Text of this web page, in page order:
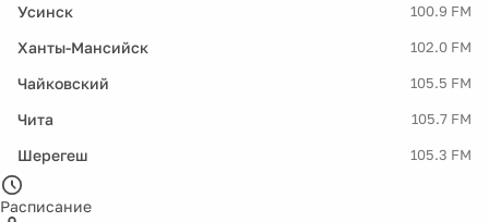
Усинск 100.9 FM
Ханты-Мансийск 102.0 FM
Чайковский 105.5 FM
Чита 105.7 FM
Шерегеш 105.3 FM
Расписание